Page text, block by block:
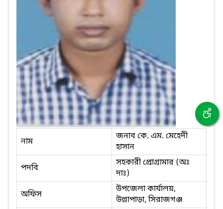
নাম
জনাব কে. এম. মেহেদী
হাসান
পদবি
সহকারী প্রোগ্রামার (অঃ
দাঃ)
অফিস
উপজেলা কার্যালয়,
উল্লাপাড়া, সিরাজগঞ্জ